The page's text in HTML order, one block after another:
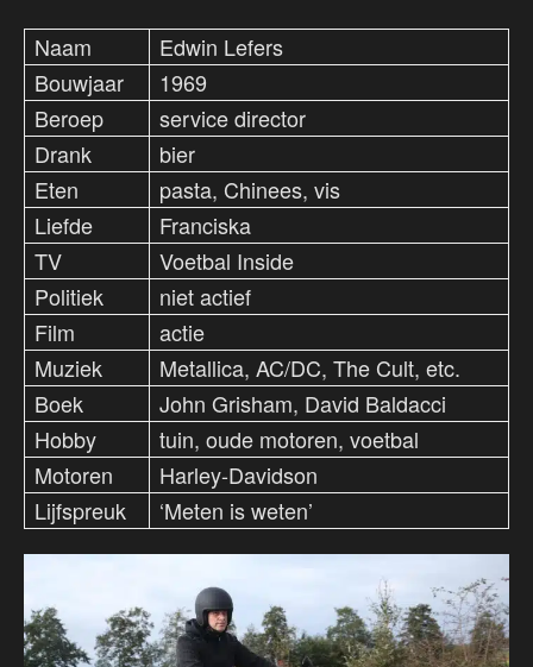
Naam
Edwin Lefers
Bouwjaar
1969
Beroep
service director
Drank
bier
Eten
pasta, Chinees, vis
Liefde
Franciska
TV
Voetbal Inside
Politiek
niet actief
Film
actie
Muziek
Metallica, AC/DC, The Cult, etc.
Boek
John Grisham, David Baldacci
Hobby
tuin, oude motoren, voetbal
Motoren
Harley-Davidson
Lijfspreuk
‘Meten is weten’